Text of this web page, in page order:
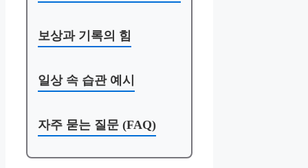
보상과 기록의 힘
일상 속 습관 예시
자주 묻는 질문 (FAQ)